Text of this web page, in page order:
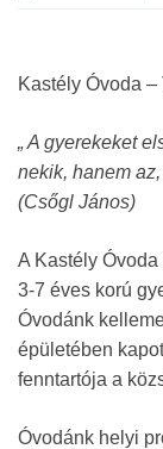
Kastély Óvoda
„ A gyerekeket
nekik, hanem
(Csőgl János)
A Kastély
3-7 éves korú
Óvodánk
épületében
fenntartója a
Óvodánk helyi